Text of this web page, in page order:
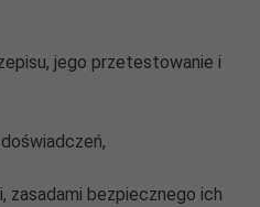
jego przetestowanie i
zasadami bezpiecznego ich